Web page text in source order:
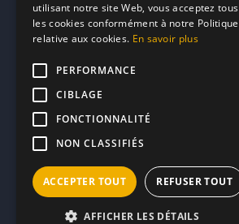
Contacts
marketing@reserverunbar.fr
11 rue Maurice Grandcoing
94200 Ivry-sur-Seine
Mentions légales CGU
utilisant notre site Web, vous acceptez tous
les cookies conformément à notre Politique
relative aux cookies. En savoir plus
PERFORMANCE
CIBLAGE
FONCTIONNALITÉ
NON CLASSIFIÉS
ACCEPTER TOUT REFUSER TOUT
AFFICHER LES DÉTAILS